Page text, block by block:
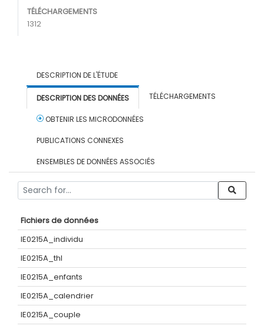
TÉLÉCHARGEMENTS
1312
DESCRIPTION DE L'ÉTUDE
DESCRIPTION DES DONNÉES TÉLÉCHARGEMENTS
OBTENIR LES MICRODONNÉES
PUBLICATIONS CONNEXES
ENSEMBLES DE DONNÉES ASSOCIÉS
Fichiers de données
IE0215A_individu
IE0215A_thl
IE0215A_enfants
IE0215A_calendrier
IE0215A_couple